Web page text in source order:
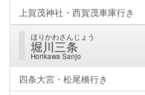
上賀茂神社・西賀茂車庫行き
ほりかわさんじょう
堀川三条
Horikawa Sanjo
四条大宮・松尾橋行き